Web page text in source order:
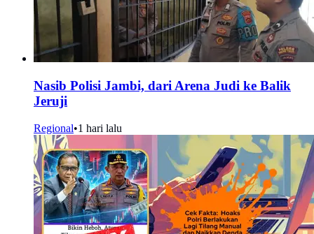
Nasib Polisi Jambi, dari Arena Judi ke Balik
Jeruji
Regional•1 hari lalu